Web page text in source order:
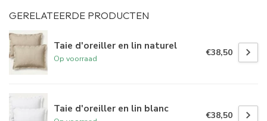
GERELATEERDE PRODUCTEN
Taie d'oreiller en lin naturel
Op voorraad
€38,50
Taie d'oreiller en lin blanc
€38,50